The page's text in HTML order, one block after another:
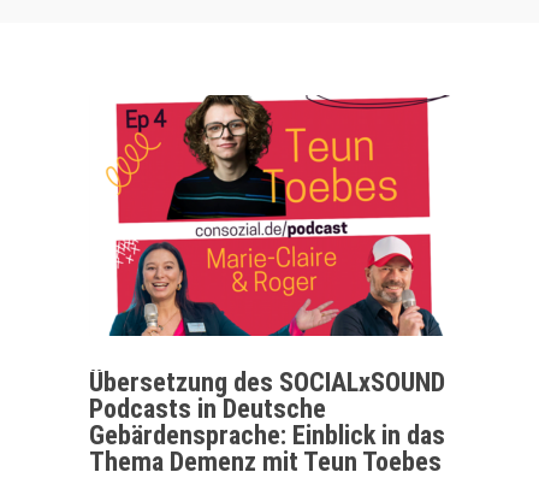
Übersetzung des SOCIALxSOUND
Podcasts in Deutsche
Gebärdensprache: Einblick in das
Thema Demenz mit Teun Toebes